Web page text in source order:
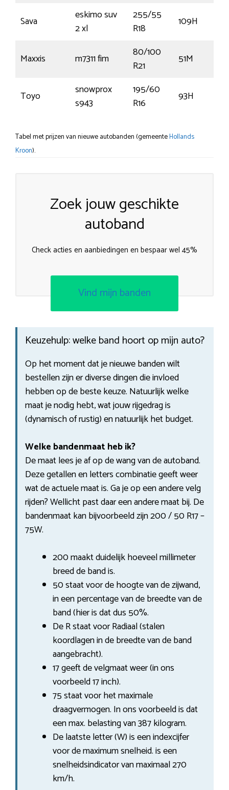
Sava
eskimo suv
2 xl
255/55
R18
109H
Maxxis m7311 fim
80/100
R21
51M
Toyo
snowprox
s943
195/60
R16
93H
Tabel met prijzen van nieuwe autobanden (gemeenteHollands
Kroon).
Zoek jouw geschikte
autoband
Check acties en aanbiedingen en bespaar wel 45%
Vind mijn banden
Keuzehulp: welke band hoort op mijn auto?
Op het moment dat je nieuwe banden wilt
bestellen zijn er diverse dingen die invloed
hebben op de beste keuze. Natuurlijk welke
maat je nodig hebt, wat jouw rijgedrag is
(dynamisch of rustig) en natuurlijk het budget.
Welke bandenmaat heb ik?
De maat lees je af op de wang van de autoband.
Deze getallen en letters combinatie geeft weer
wat de actuele maat is. Ga je op een andere velg
rijden? Wellicht past daar een andere maat bij. De
bandenmaat kan bijvoorbeeld zijn 200 / 50 R17 –
75W.
200 maakt duidelijk hoeveel millimeter
breed de band is.
50 staat voor de hoogte van de zijwand,
in een percentage van de breedte van de
band (hier is dat dus 50%.
De R staat voor Radiaal (stalen
koordlagen in de breedte van de band
aangebracht).
17 geeft de velgmaat weer (in ons
voorbeeld 17 inch).
75 staat voor het maximale
draagvermogen. In ons voorbeeld is dat
een max. belasting van 387 kilogram.
De laatste letter (W) is een indexcijfer
voor de maximum snelheid. is een
snelheidsindicator van maximaal 270
km/h.